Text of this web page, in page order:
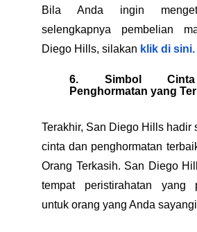
Bila Anda ingin
selengkapnya pembelian
Diego Hills, silakan klik di sini.
6. Simbol
Penghormatan yang
Terakhir, San Diego Hills hadir
cinta dan penghormatan
Orang Terkasih. San Diego
tempat peristirahatan yang
untuk orang yang Anda